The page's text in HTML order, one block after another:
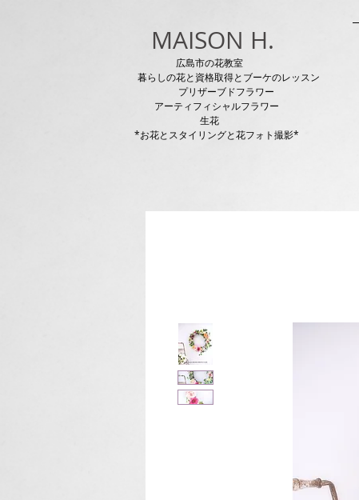
MAISON H.
広島市の花教室
暮らしの花と資格取得とブーケのレッスン
プリザーブドフラワー
アーティフィシャルフラワー
生花
*お花とスタイリングと花フォト撮影*